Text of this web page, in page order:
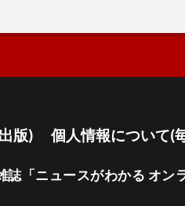
版) 個人情報について(
「ニュースがわかる オン